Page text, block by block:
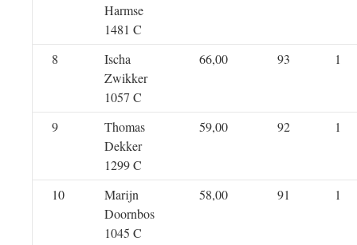
Harmse
1481 C
8
Ischa
Zwikker
1057 C
66,00 93 1
9
Thomas
Dekker
1299 C
59,00 92 1
10
Marijn
Doornbos
1045 C
58,00 91 1